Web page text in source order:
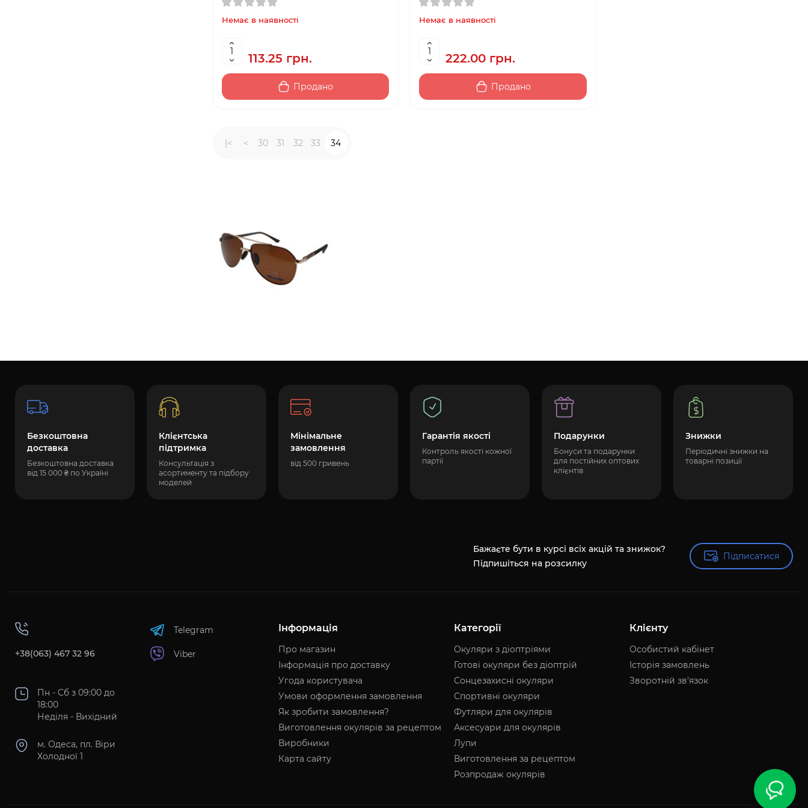
Немає в наявності
113.25 грн.
Продано
Немає в наявності
222.00 грн.
Продано
|< < 30 31 32 33 34
Безкоштовна
доставка
Безкоштовна доставка
від 15 000 ₴ по Україні
Клієнтська
підтримка
Консультація з
асортименту та підбору
моделей
Мінімальне
замовлення
від 500 гривень
Гарантія якості
Контроль якості кожної
партії
Подарунки
Бонуси та подарунки
для постійних оптових
клієнтів
Знижки
Періодичні знижки на
товарні позиції
Бажаєте бути в курсі всіх акцій та знижок?
Підпишіться на розсилку
Підписатися
Підписатися
+38(063) 467 32 96
Пн - Сб з 09:00 до
18:00
Неділя - Вихідний
м. Одеса, пл. Віри
Холодної 1
Telegram
Viber
Інформація
Про магазин
Інформація про доставку
Угода користувача
Умови оформлення замовлення
Як зробити замовлення?
Виготовлення окулярів за рецептом
Виробники
Карта сайту
Категорії
Окуляри з діоптріями
Готові окуляри без діоптрій
Сонцезахисні окуляри
Спортивні окуляри
Футляри для окулярів
Аксесуари для окулярів
Лупи
Виготовлення за рецептом
Розпродаж окулярів
Клієнту
Особистий кабінет
Історія замовлень
Зворотній зв’язок